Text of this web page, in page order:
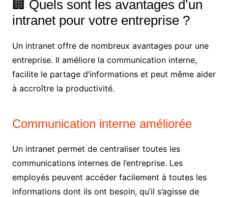
🏢 Quels sont les avantages d’un
intranet pour votre entreprise ?
Un intranet offre de nombreux avantages pour une
entreprise. Il améliore la communication interne,
facilite le partage d’informations et peut même aider
à accroître la productivité.
Communication interne améliorée
Un intranet permet de centraliser toutes les
communications internes de l’entreprise. Les
employés peuvent accéder facilement à toutes les
informations dont ils ont besoin, qu’il s’agisse de